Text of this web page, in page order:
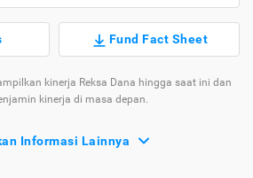
Fund Fact Sheet
kinerja Reksa Dana hingga saat ini dan
kinerja di masa depan.
Informasi Lainnya